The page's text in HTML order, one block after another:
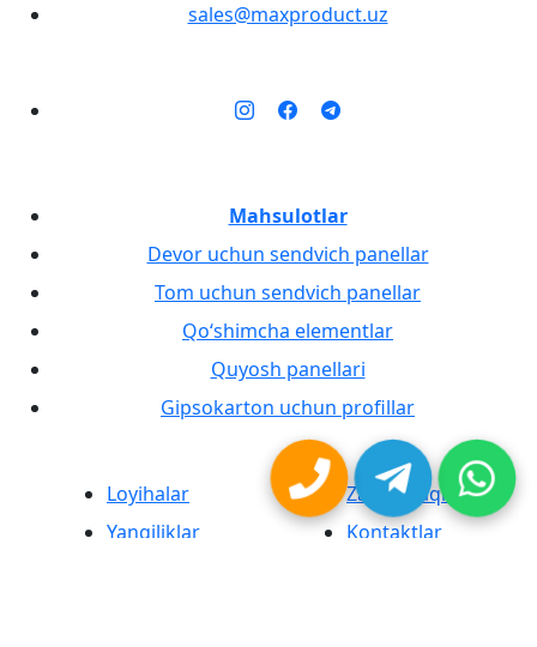
sales@maxproduct.uz
Mahsulotlar
Devor uchun sendvich panellar
Tom uchun sendvich panellar
Qo‘shimcha elementlar
Quyosh panellari
Gipsokarton uchun profillar
Loyihalar
Yangiliklar
Zavod haqida
Kontaktlar